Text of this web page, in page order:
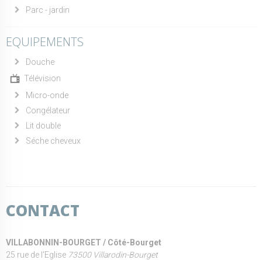
Parc - jardin
EQUIPEMENTS
Douche
Télévision
Micro-onde
Congélateur
Lit double
Séche cheveux
CONTACT
VILLABONNIN-BOURGET / Côté-Bourget
25 rue de l'Eglise 73500 Villarodin-Bourget